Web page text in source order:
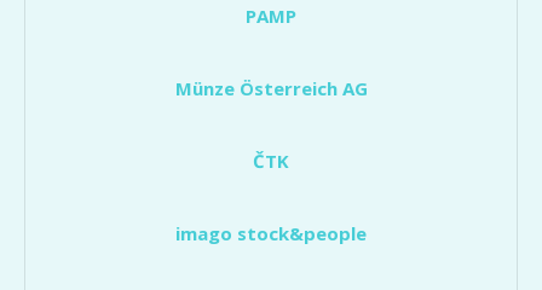
PAMP
Münze Österreich AG
ČTK
imago stock&people